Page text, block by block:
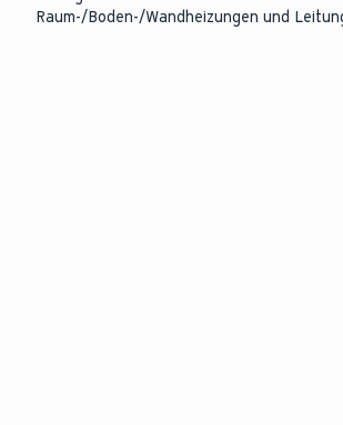
Raum-/Boden-/Wandheizungen und